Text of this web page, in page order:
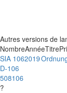
Autres versions de
NombreAnnéeTitre
SIA 106
D-106
508106
?
2019